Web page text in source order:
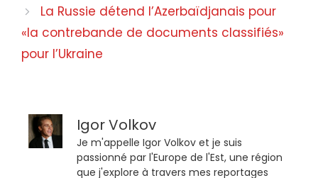
La Russie détend l’Azerbaïdjanais pour
«la contrebande de documents classifiés»
pour l’Ukraine
Igor Volkov
Je m'appelle Igor Volkov et je suis
passionné par l'Europe de l'Est, une région
que j'explore à travers mes reportages